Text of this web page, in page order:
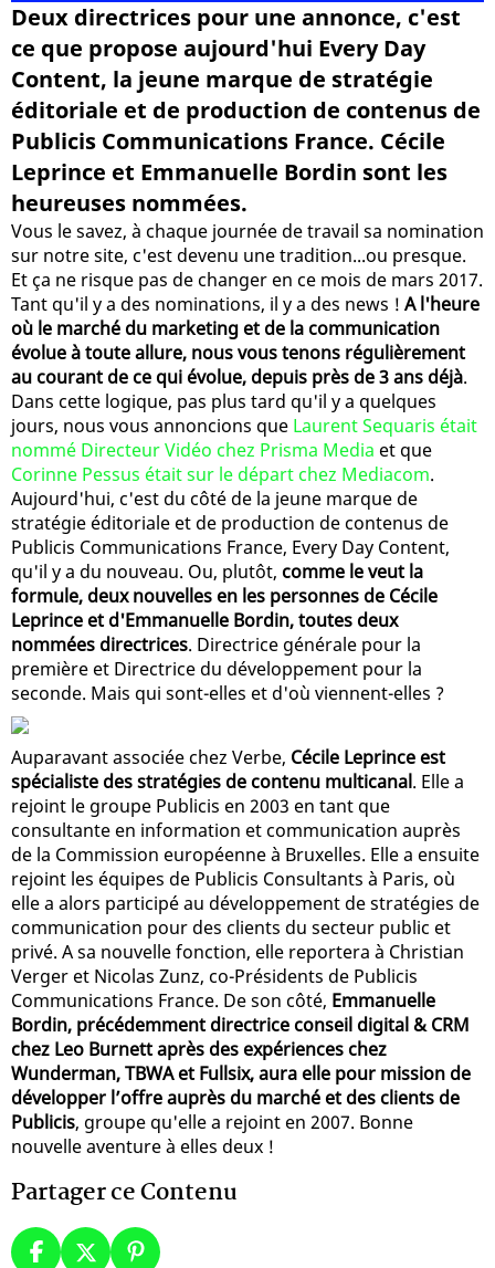
Deux directrices pour une annonce, c'est
ce que propose aujourd'hui Every Day
Content, la jeune marque de stratégie
éditoriale et de production de contenus de
Publicis Communications France. Cécile
Leprince et Emmanuelle Bordin sont les
heureuses nommées.
Vous le savez, à chaque journée de travail sa nomination
sur notre site, c'est devenu une tradition...ou presque.
Et ça ne risque pas de changer en ce mois de mars 2017.
Tant qu'il y a des nominations, il y a des news ! A l'heure
où le marché du marketing et de la communication
évolue à toute allure, nous vous tenons régulièrement
au courant de ce qui évolue, depuis près de 3 ans déjà.
Dans cette logique, pas plus tard qu'il y a quelques
jours, nous vous annoncions que Laurent Sequaris était
nommé Directeur Vidéo chez Prisma Media et que
Corinne Pessus était sur le départ chez Mediacom.
Aujourd'hui, c'est du côté de la jeune marque de
stratégie éditoriale et de production de contenus de
Publicis Communications France, Every Day Content,
qu'il y a du nouveau. Ou, plutôt, comme le veut la
formule, deux nouvelles en les personnes de Cécile
Leprince et d'Emmanuelle Bordin, toutes deux
nommées directrices. Directrice générale pour la
première et Directrice du développement pour la
seconde. Mais qui sont-elles et d'où viennent-elles ?
Auparavant associée chez Verbe, Cécile Leprince est
spécialiste des stratégies de contenu multicanal. Elle a
rejoint le groupe Publicis en 2003 en tant que
consultante en information et communication auprès
de la Commission européenne à Bruxelles. Elle a ensuite
rejoint les équipes de Publicis Consultants à Paris, où
elle a alors participé au développement de stratégies de
communication pour des clients du secteur public et
privé. A sa nouvelle fonction, elle reportera à Christian
Verger et Nicolas Zunz, co-Présidents de Publicis
Communications France. De son côté, Emmanuelle
Bordin, précédemment directrice conseil digital & CRM
chez Leo Burnett après des expériences chez
Wunderman, TBWA et Fullsix, aura elle pour mission de
développer l’offre auprès du marché et des clients de
Publicis, groupe qu'elle a rejoint en 2007. Bonne
nouvelle aventure à elles deux !
Partager ce Contenu